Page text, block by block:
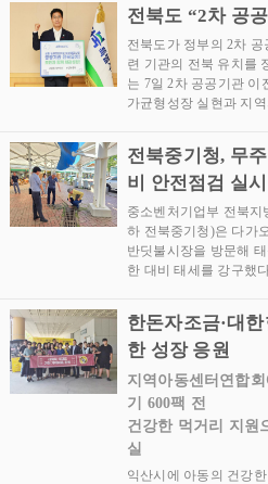
전북도 “2차 공
전북도가 정부의 2차
련 기관의 전북 유치를
는 7일 2차 공공기관 이
가균형성장 실현과 지
전북중기청, 무
비 안전점검 실시
중소벤처기업부 전북지
하 전북중기청)은 다가
반딧불시장을 방문해
한 대비 태세를 강구했
한돈자조금·대
한 성장 응원
지역아동센터연합
기 600팩 전
건강한 먹거리 지원
실
익산시에 아동의 건강